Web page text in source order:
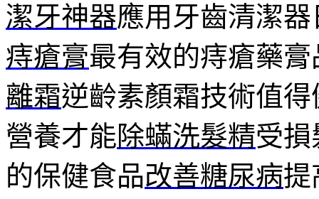
潔牙神器應用牙齒清潔
痔瘡膏最有效的痔瘡藥
離霜逆齡素顏霜技術值
營養才能除蟎洗髮精受
的保健食品改善糖尿病提